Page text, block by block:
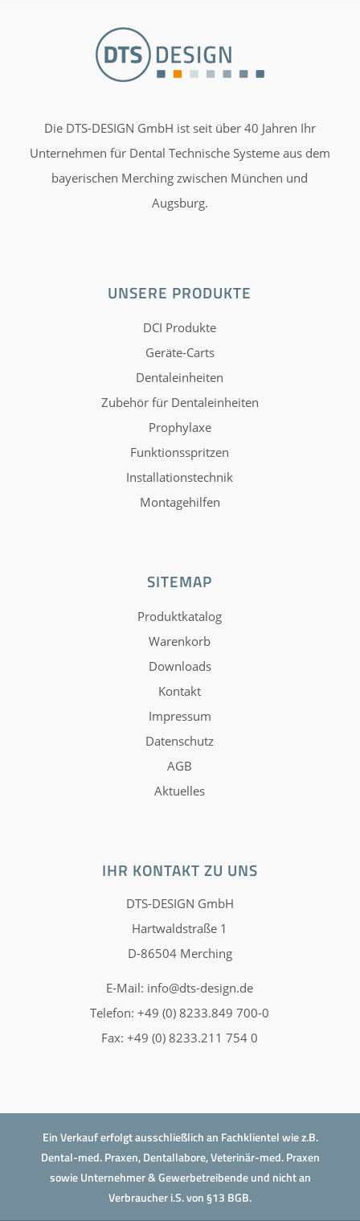
Die DTS-DESIGN GmbH ist seit über 40 Jahren Ihr
Unternehmen für Dental Technische Systeme aus dem
bayerischen Merching zwischen München und
Augsburg.
UNSERE PRODUKTE
DCI Produkte
Geräte-Carts
Dentaleinheiten
Zubehör für Dentaleinheiten
Prophylaxe
Funktionsspritzen
Installationstechnik
Montagehilfen
SITEMAP
Produktkatalog
Warenkorb
Downloads
Kontakt
Impressum
Datenschutz
AGB
Aktuelles
IHR KONTAKT ZU UNS
DTS-DESIGN GmbH
Hartwaldstraße 1
D-86504 Merching
E-Mail: info@dts-design.de
Telefon: +49 (0) 8233.849 700-0
Fax: +49 (0) 8233.211 754 0
Ein Verkauf erfolgt ausschließlich an Fachklientel wie z.B.
Dental-med. Praxen, Dentallabore, Veterinär-med. Praxen
sowie Unternehmer & Gewerbetreibende und nicht an
Verbraucher i.S. von §13 BGB.